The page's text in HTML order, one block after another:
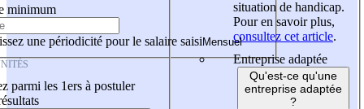
minimum
une périodicité pour le salaire saisi
parmi les 1ers à postuler
situation de handicap.
Pour en savoir plus,
consultez cet article.
Entreprise adaptée
Qu'est-ce qu'une
entreprise adaptée
?